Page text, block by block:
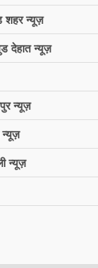
न्यूज़
देहात न्यूज़
न्यूज़
न्यूज़